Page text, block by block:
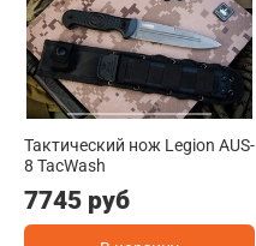
Тактический нож Legion AUS-
8 TacWash
7745 руб